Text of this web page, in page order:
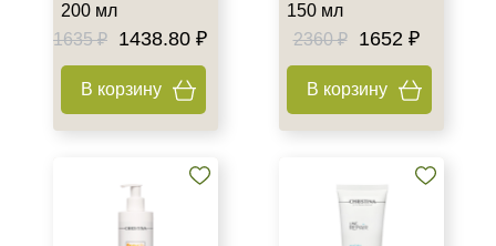
Профессиональная
Тип кожи
Все типы кожи
200 мл
1635 ₽
1438.80 ₽
В корзину
150 мл
2360 ₽
1652 ₽
В корзину